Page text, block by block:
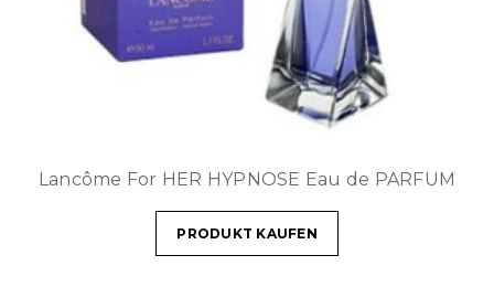
Lancôme For HER HYPNOSE Eau de PARFUM
PRODUKT KAUFEN